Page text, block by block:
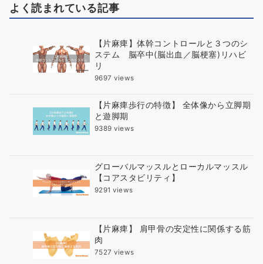
よく読まれている記事
【片麻痺】体幹コントロールと３つのシ
ステム 脳卒中(脳出血／脳梗塞)リハビ
リ
9697 views
【片麻痺歩行の特徴】 全体像から立脚期
と遊脚期
9389 views
グローバルマッスルとローカルマッスル
【コアスタビリティ】
9291 views
【片麻痺】 肩甲骨の安定性に関係する筋
肉
7527 views